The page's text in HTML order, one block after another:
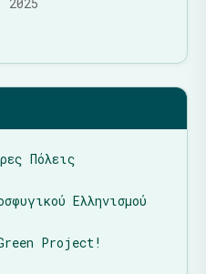
Πόλεις
Ελληνισμού
Project!